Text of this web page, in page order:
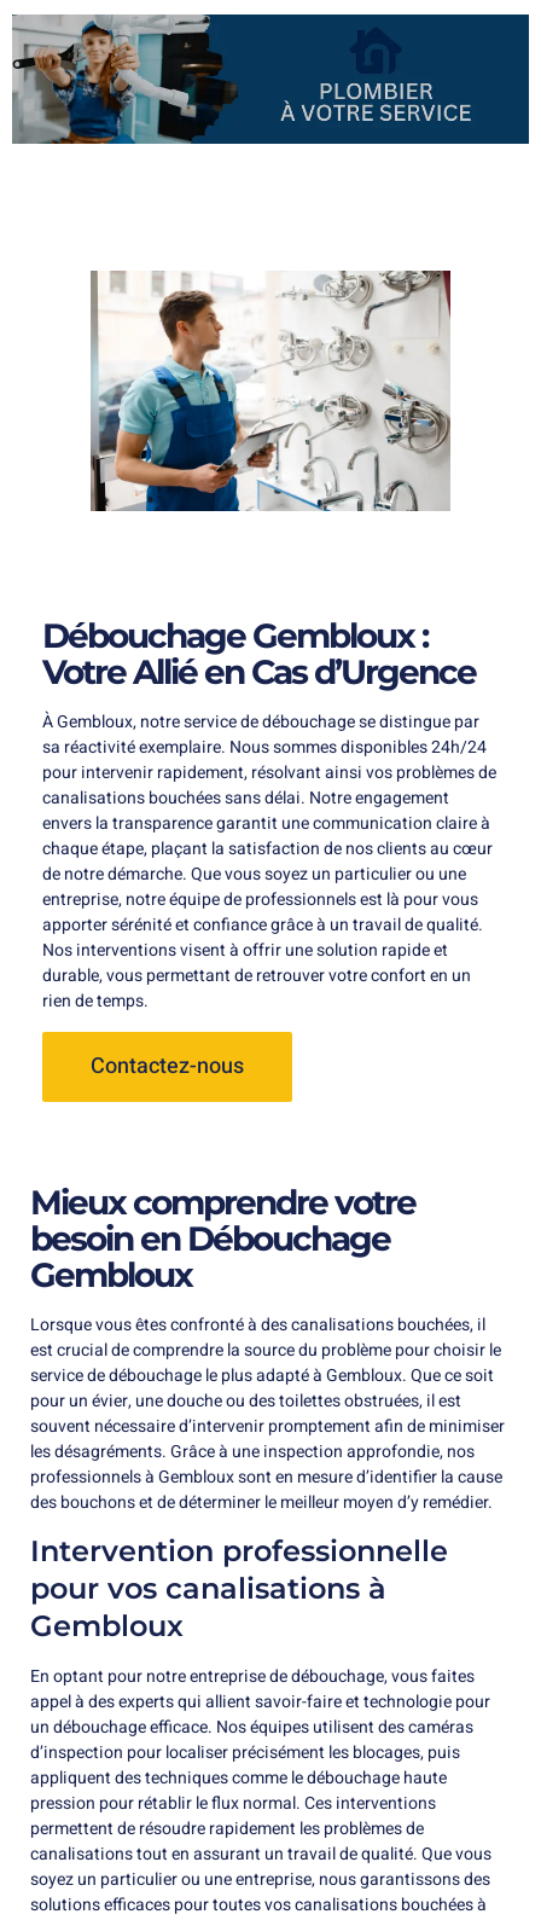
Débouchage Gembloux :
Votre Allié en Cas d’Urgence
À Gembloux, notre service de débouchage se distingue par
sa réactivité exemplaire. Nous sommes disponibles 24h/24
pour intervenir rapidement, résolvant ainsi vos problèmes de
canalisations bouchées sans délai. Notre engagement
envers la transparence garantit une communication claire à
chaque étape, plaçant la satisfaction de nos clients au cœur
de notre démarche. Que vous soyez un particulier ou une
entreprise, notre équipe de professionnels est là pour vous
apporter sérénité et confiance grâce à un travail de qualité.
Nos interventions visent à offrir une solution rapide et
durable, vous permettant de retrouver votre confort en un
rien de temps.
Contactez-nous
Mieux comprendre votre
besoin en Débouchage
Gembloux
Lorsque vous êtes confronté à des canalisations bouchées, il
est crucial de comprendre la source du problème pour choisir le
service de débouchage le plus adapté à Gembloux. Que ce soit
pour un évier, une douche ou des toilettes obstruées, il est
souvent nécessaire d’intervenir promptement afin de minimiser
les désagréments. Grâce à une inspection approfondie, nos
professionnels à Gembloux sont en mesure d’identifier la cause
des bouchons et de déterminer le meilleur moyen d’y remédier.
Intervention professionnelle
pour vos canalisations à
Gembloux
En optant pour notre entreprise de débouchage, vous faites
appel à des experts qui allient savoir-faire et technologie pour
un débouchage efficace. Nos équipes utilisent des caméras
d’inspection pour localiser précisément les blocages, puis
appliquent des techniques comme le débouchage haute
pression pour rétablir le flux normal. Ces interventions
permettent de résoudre rapidement les problèmes de
canalisations tout en assurant un travail de qualité. Que vous
soyez un particulier ou une entreprise, nous garantissons des
solutions efficaces pour toutes vos canalisations bouchées à